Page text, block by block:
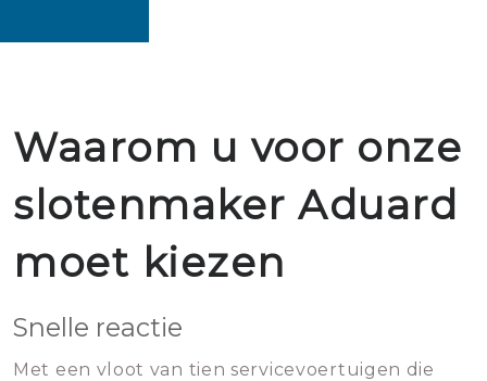
Waarom u voor onze
slotenmaker Aduard
moet kiezen
Snelle reactie
Met een vloot van tien servicevoertuigen die